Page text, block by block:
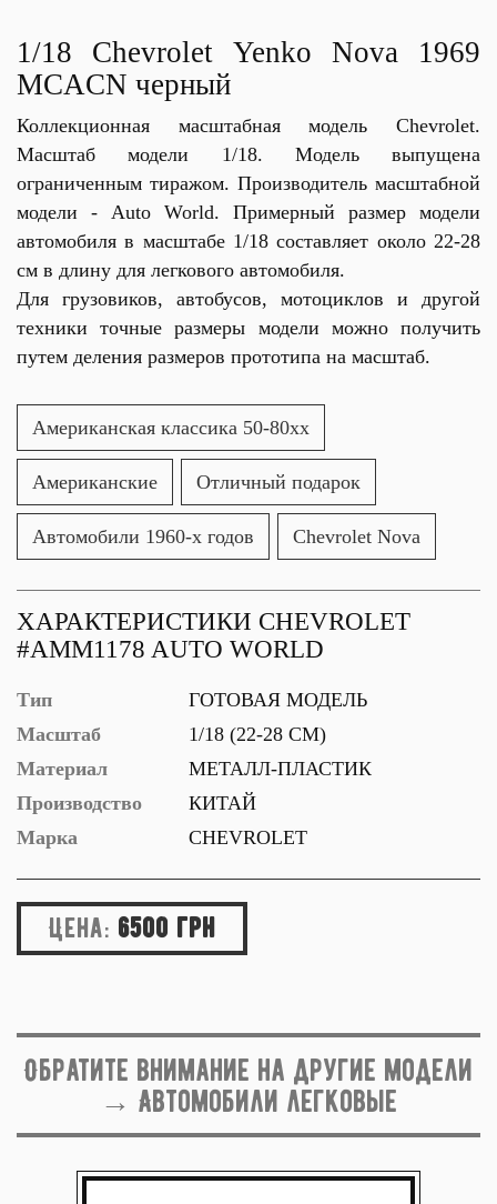
1/18 Chevrolet Yenko Nova 1969
MCACN черный
Коллекционная масштабная модель Chevrolet.
Масштаб модели 1/18. Модель выпущена
ограниченным тиражом. Производитель масштабной
модели - Auto World. Примерный размер модели
автомобиля в масштабе 1/18 составляет около 22-28
см в длину для легкового автомобиля.
Для грузовиков, автобусов, мотоциклов и другой
техники точные размеры модели можно получить
путем деления размеров прототипа на масштаб.
Американская классика 50-80хх
Американские Отличный подарок
Автомобили 1960-х годов Chevrolet Nova
ХАРАКТЕРИСТИКИ CHEVROLET
#AMM1178 AUTO WORLD
Тип
ГОТОВАЯ МОДЕЛЬ
Масштаб
1/18 (22-28 СМ)
Материал
МЕТАЛЛ-ПЛАСТИК
Производство
КИТАЙ
Марка
CHEVROLET
Цена: 6500 грн
Обратите внимание на другие модели
→ Автомобили легковые